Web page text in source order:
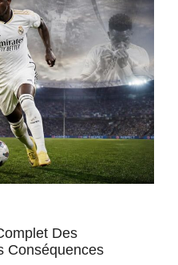
Des
Conséquences